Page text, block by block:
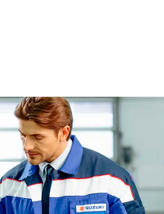
SUZUKI ПРИВИЛЕГИЯ 3+